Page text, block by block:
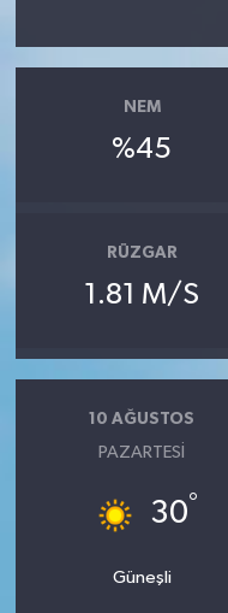
NEM
%45
RÜZGAR
1.81 M/S
10 AĞUSTOS
PAZARTESI
30°
Güneşli